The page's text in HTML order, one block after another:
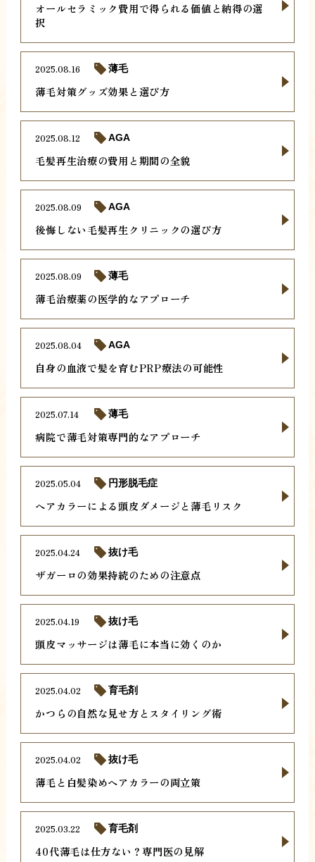
オールセラミック費用で得られる価値と納得の選
択
薄毛対策グッズ効果と選び方
2025.08.16 薄毛
毛髪再生治療の費用と期間の全貌
2025.08.12 AGA
後悔しない毛髪再生クリニックの選び方
2025.08.09 AGA
薄毛治療薬の医学的なアプローチ
2025.08.09 薄毛
自身の血液で髪を育むPRP療法の可能性
2025.08.04 AGA
病院で薄毛対策専門的なアプローチ
2025.07.14 薄毛
ヘアカラーによる頭皮ダメージと薄毛リスク
2025.05.04 円形脱毛症
ザガーロの効果持続のための注意点
2025.04.24 抜け毛
頭皮マッサージは薄毛に本当に効くのか
2025.04.19 抜け毛
かつらの自然な見せ方とスタイリング術
2025.04.02 育毛剤
薄毛と白髪染めヘアカラーの両立策
2025.04.02 抜け毛
40代薄毛は仕方ない？専門医の見解
2025.03.22 育毛剤